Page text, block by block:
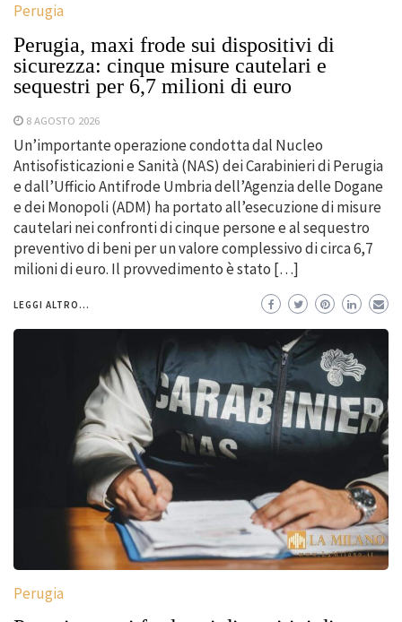
Perugia
Perugia, maxi frode sui dispositivi di
sicurezza: cinque misure cautelari e
sequestri per 6,7 milioni di euro
8 AGOSTO 2026
Un’importante operazione condotta dal Nucleo
Antisofisticazioni e Sanità (NAS) dei Carabinieri di Perugia
e dall’Ufficio Antifrode Umbria dell’Agenzia delle Dogane
e dei Monopoli (ADM) ha portato all’esecuzione di misure
cautelari nei confronti di cinque persone e al sequestro
preventivo di beni per un valore complessivo di circa 6,7
milioni di euro. Il provvedimento è stato […]
LEGGI ALTRO...
Perugia